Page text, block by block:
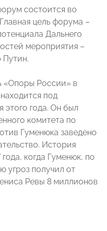
состоится во
цель форума –
Дальнего
мероприятия –
Путин.
«Опоры России» в
под
года. Он был
комитета по
Гуменюка заведено
История
когда Гуменюк, по
угроз получил от
Ревы 8 миллионов